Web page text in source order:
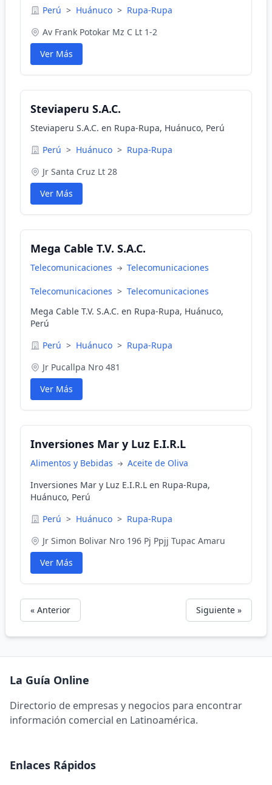
Perú > Huánuco > Rupa-Rupa
Av Frank Potokar Mz C Lt 1-2
Ver Más
Steviaperu S.A.C.
Steviaperu S.A.C. en Rupa-Rupa, Huánuco, Perú
Perú > Huánuco > Rupa-Rupa
Jr Santa Cruz Lt 28
Ver Más
Mega Cable T.V. S.A.C.
Telecomunicaciones Telecomunicaciones
Telecomunicaciones > Telecomunicaciones
Mega Cable T.V. S.A.C. en Rupa-Rupa, Huánuco,
Perú
Perú > Huánuco > Rupa-Rupa
Jr Pucallpa Nro 481
Ver Más
Inversiones Mar y Luz E.I.R.L
Alimentos y Bebidas
Aceite de Oliva
Inversiones Mar y Luz E.I.R.L en Rupa-Rupa,
Huánuco, Perú
Perú > Huánuco > Rupa-Rupa
Jr Simon Bolivar Nro 196 Pj Ppjj Tupac Amaru
Ver Más
« Anterior Siguiente »
La Guía Online
Directorio de empresas y negocios para encontrar
información comercial en Latinoamérica.
Enlaces Rápidos